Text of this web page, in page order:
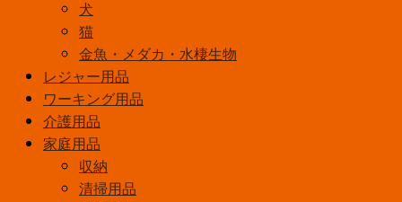
犬
猫
金魚・メダカ・水棲生物
レジャー用品
ワーキング用品
介護用品
家庭用品
収納
清掃用品